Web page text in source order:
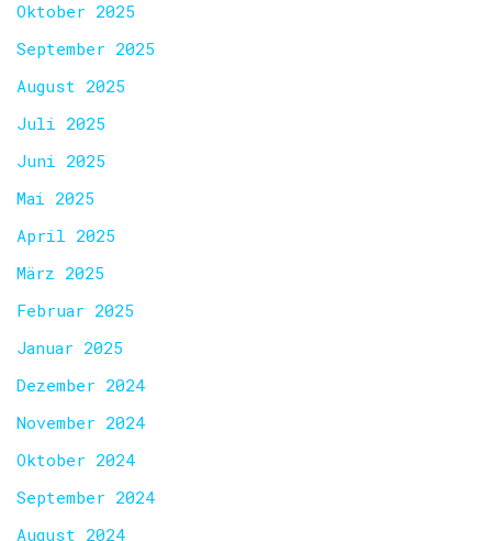
Oktober 2025
September 2025
August 2025
Juli 2025
Juni 2025
Mai 2025
April 2025
März 2025
Februar 2025
Januar 2025
Dezember 2024
November 2024
Oktober 2024
September 2024
August 2024